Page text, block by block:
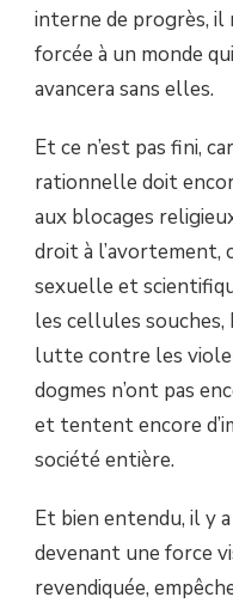
interne de progrès, il
forcée à un monde
avancera sans elles.
Et ce n’est pas fini,
rationnelle doit
aux blocages
droit à l’avortement,
sexuelle et
les cellules
lutte contre les
dogmes n’ont pas
et tentent encore
société entière.
Et bien entendu, il y
devenant une force
revendiquée,